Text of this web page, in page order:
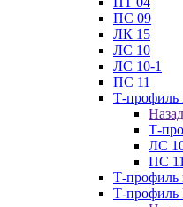
ПС 09
ЛК 15
ЛС 10
ЛС 10-1
ПС 11
Т-профиль
Назад
Т-
ЛС
ПС
Т-профиль
Т-профиль